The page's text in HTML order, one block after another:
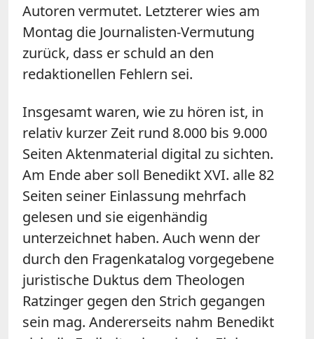
Autoren vermutet. Letzterer wies am
Montag die Journalisten-Vermutung
zurück, dass er schuld an den
redaktionellen Fehlern sei.
Insgesamt waren, wie zu hören ist, in
relativ kurzer Zeit rund 8.000 bis 9.000
Seiten Aktenmaterial digital zu sichten.
Am Ende aber soll Benedikt XVI. alle 82
Seiten seiner Einlassung mehrfach
gelesen und sie eigenhändig
unterzeichnet haben. Auch wenn der
durch den Fragenkatalog vorgegebene
juristische Duktus dem Theologen
Ratzinger gegen den Strich gegangen
sein mag. Andererseits nahm Benedikt